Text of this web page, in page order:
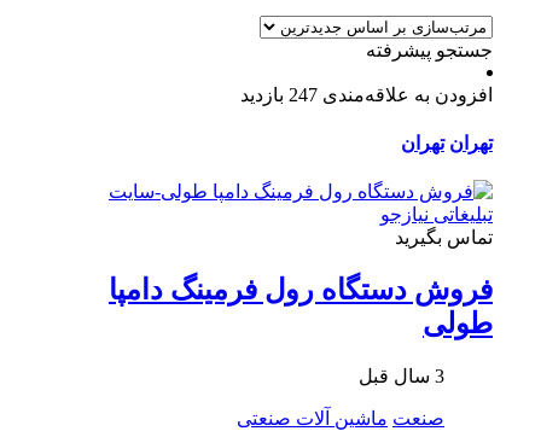
جستجو پیشرفته
افزودن به علاقه‌مندی 247 بازدید
تهران تهران
تماس بگیرید
فروش دستگاه رول فرمینگ دامپا
طولی
3 سال قبل
صنعت ماشین آلات صنعتی